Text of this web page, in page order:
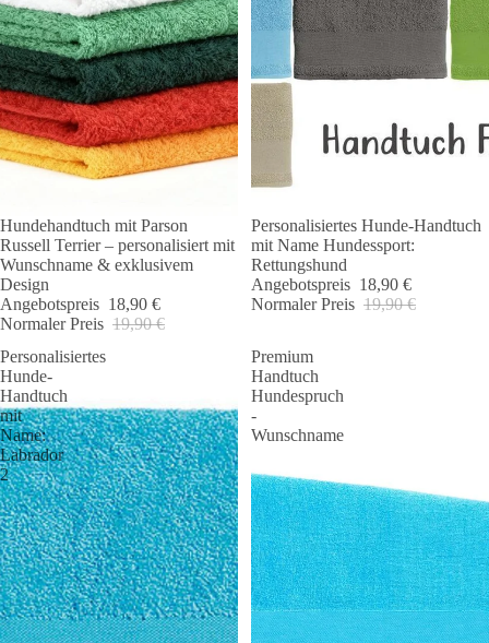
Angebot 🐾
Hundehandtuch mit Parson
Russell Terrier – personalisiert mit
Wunschname & exklusivem
Design
Angebotspreis 18,90 €
Normaler Preis 19,90 €
Angebot 🐾
Personalisiertes Hunde-Handtuch
mit Name Hundessport:
Rettungshund
Angebotspreis 18,90 €
Normaler Preis 19,90 €
Personalisiertes
Hunde-
Handtuch
mit
Name:
Labrador
2
Premium
Handtuch
Hundespruch
-
Wunschname